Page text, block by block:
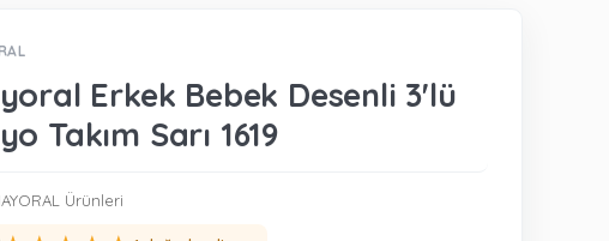
Erkek Bebek Desenli 3'lü
Takım Sarı 1619
Ürünleri